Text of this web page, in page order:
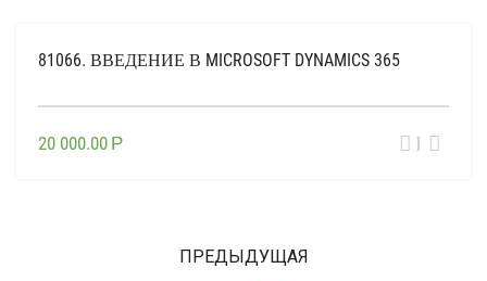
81066. ВВЕДЕНИЕ В MICROSOFT DYNAMICS 365
20 000.00 Р
ПРЕДЫДУЩАЯ